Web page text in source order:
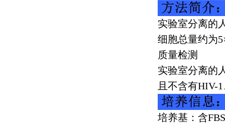
实验室分离的
细胞总量约为5
质量检测
实验室分离的
且不含有HIV-1
培养基：含FBS